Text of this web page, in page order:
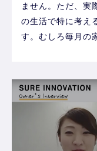
ません。ただ、実
の生活で特に考え
す。むしろ毎月の